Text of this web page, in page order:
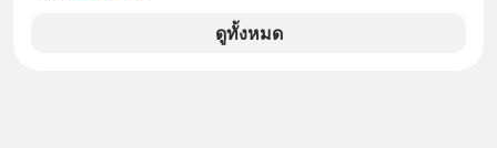
ขายของเหมือนกันทุกอย่าง
ดูทั้งหมด